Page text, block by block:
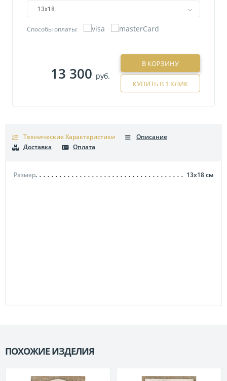
13х18
Способы оплаты:
13 300 руб.
В КОРЗИНУ
КУПИТЬ В 1 КЛИК
Технические Характеристики
Размер 13х18см
Описание
Доставка
Оплата
ПОХОЖИЕ ИЗДЕЛИЯ